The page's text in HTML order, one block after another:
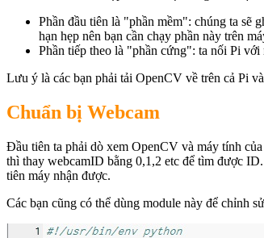
Phần đầu tiên là "phần mềm": chúng ta sẽ
hạn hẹp nên bạn cần chạy phần này trên
Phần tiếp theo là "phần cứng": ta nối Pi
Lưu ý là các bạn phải tải OpenCV về trên cả Pi
Chuẩn bị Webcam
Đầu tiên ta phải dò xem OpenCV và máy tính
thì thay webcamID bằng 0,1,2 etc để tìm được
tiên máy nhận được.
Các bạn cũng có thể dùng module này để chỉnh